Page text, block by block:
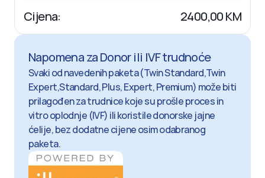
Cijena: 2400,00 KM
Napomena za Donor ili IVF trudnoće
Svaki od navedenih paketa (Twin Standard,Twin
Expert,Standard, Plus, Expert, Premium) može biti
prilagođen za trudnice koje su prošle proces in
vitro oplodnje (IVF) ili koristile donorske jajne
ćelije, bez dodatne cijene osim odabranog
paketa.